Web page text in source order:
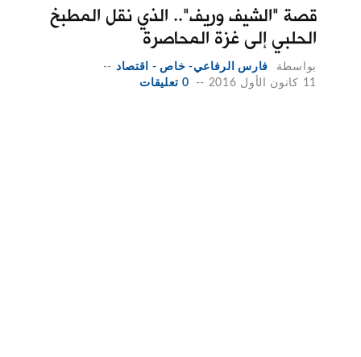
قصة "الشيف وريف".. الذي نقل المطبخ
الحلبي إلى غزة المحاصرة
بواسطة فارس الرفاعي- خاص - اقتصاد --
11 كانون الأول 2016
-- 0 تعليقات